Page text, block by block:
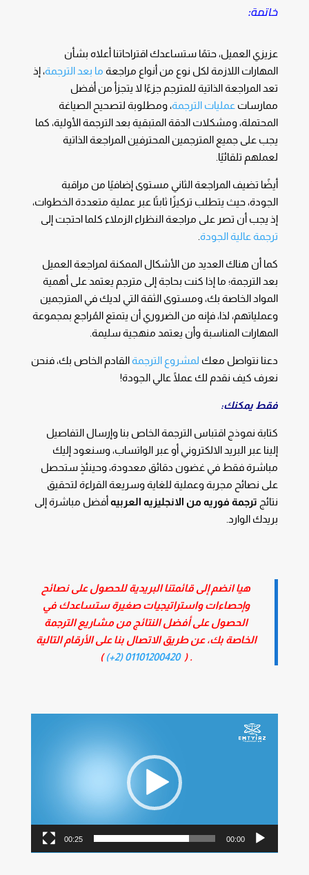
خاتمة:
عزيزي العميل، حتمًا ستساعدك اقتراحاتنا أعلاه بشأن
المهارات اللازمة لكل نوع من أنواع مراجعة ما بعد الترجمة، إذ
تعد المراجعة الذاتية للمترجم جزءًا لا يتجزأ من أفضل
ممارسات عمليات الترجمة، ومطلوبة لتصحيح الصياغة
المحتملة، ومشكلات الدقة المتبقية بعد الترجمة الأولية، كما
يجب على جميع المترجمين المحترفين المراجعة الذاتية
لعملهم تلقائيًا.
أيضًا تضيف المراجعة الثاني مستوى إضافيًا من مراقبة
الجودة، حيث يتطلب تركيزًا ثابتًا عبر عملية متعددة الخطوات،
إذ يجب أن تصر على مراجعة النظراء الزملاء كلما احتجت إلى
ترجمة عالية الجودة.
كما أن هناك العديد من الأشكال الممكنة لمراجعة العميل
بعد الترجمة؛ ما إذا كنت بحاجة إلى مترجم يعتمد على أهمية
المواد الخاصة بك، ومستوى الثقة التي لديك في المترجمين
وعملياتهم، لذا، فإنه من الضروري أن يتمتع المُراجع بمجموعة
المهارات المناسبة وأن يعتمد منهجية سليمة.
دعنا نتواصل معك لمشروع الترجمةالقادم الخاص بك، فنحن
نعرف كيف نقدم لك عملًا عالي الجودة!
فقط يمكنك:
كتابة نموذج اقتباس الترجمة الخاص بنا وإرسال التفاصيل
إلينا عبر البريد الالكتروني أو عبر الواتساب، وسنعود إليك
مباشرة فقط في غضون دقائق معدودة، وحينئذٍ ستحصل
على نصائح مجربة وعملية للغاية وسريعة القراءة لتحقيق
نتائج ترجمة فوريه من الانجليزيه العربيهأفضل مباشرة إلى
بريدك الوارد.
هيا انضم إلى قائمتنا البريدية للحصول على نصائح
وإحصاءات واستراتيجيات صغيرة ستساعدك في
الحصول على أفضل النتائج من مشاريع الترجمة
الخاصة بك، عن طريق الاتصال بنا على الأرقام التالية
. (
01101200420 (2+)
)
مشغل
الفيديو
00:00
00:25